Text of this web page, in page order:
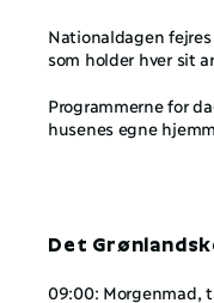
Nationaldagen
som holder hver sit
Programmerne for
husenes egne
Det
09:00: Morgenmad,